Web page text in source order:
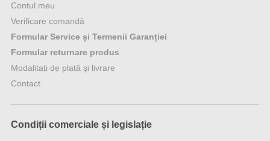
Contul meu
Verificare comandă
Formular Service și Termenii Garanției
Formular returnare produs
Modalitați de plată și livrare
Contact
Condiții comerciale și legislație